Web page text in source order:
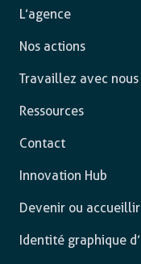
L’agence
Nos actions
Travaillez avec nous
Ressources
Contact
Innovation Hub
Devenir ou accueillir
Identité graphique